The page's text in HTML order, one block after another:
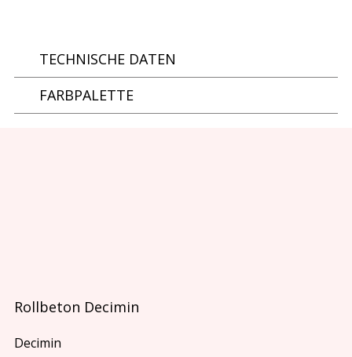
TECHNISCHE DATEN
FARBPALETTE
Rollbeton Decimin
Decimin